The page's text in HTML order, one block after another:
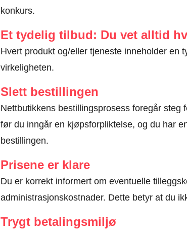
konkurs.
Et tydelig tilbud: Du vet alltid
Hvert produkt og/eller tjeneste inneholder en
virkeligheten.
Slett bestillingen
Nettbutikkens bestillingsprosess foregår
før du inngår en kjøpsforpliktelse, og du har
bestillingen.
Prisene er klare
Du er korrekt informert om eventuelle
administrasjonskostnader. Dette betyr at du
Trygt betalingsmiljø